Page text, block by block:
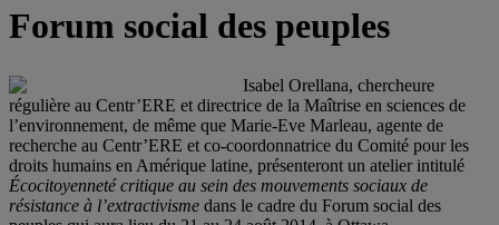
Forum social des peuples
Isabel Orellana, chercheure
régulière au Centr’ERE et directrice de la Maîtrise en sciences de
l’environnement, de même que Marie-Eve Marleau, agente de
recherche au Centr’ERE et co-coordonnatrice du Comité pour les
droits humains en Amérique latine, présenteront un atelier intitulé
Écocitoyenneté critique au sein des mouvements sociaux de
résistance à l’extractivisme dans le cadre du Forum social des